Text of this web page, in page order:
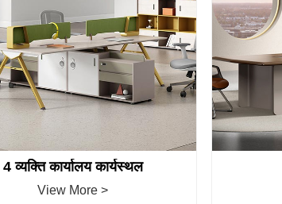
4 व्यक्ति कार्यालय कार्यस्थल
View More >